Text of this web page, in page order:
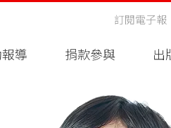
導 捐款參與 出
訂閱電子報